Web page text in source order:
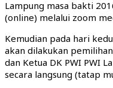
Lampung masa bakti
(online) melalui zoom
Kemudian pada hari
akan dilakukan
dan Ketua DK PWI PWI
secara langsung (tatap